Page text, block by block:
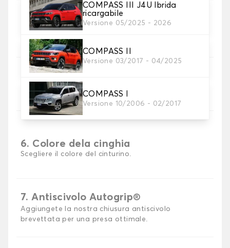
COMPASS III J4U Ibrida
ricargabile
Versione 05/2025 - 2026
COMPASS II
Versione 03/2017 - 04/2025
COMPASS I
Versione 10/2006 - 02/2017
4. Colori dei tappetini
Scegli il materiale del tappetino auto.
5. Materiale della cinghia
Scegliere il materiale della cinghia.
6. Colore dela cinghia
Scegliere il colore del cinturino.
7. Antiscivolo Autogrip®
Aggiungete la nostra chiusura antiscivolo
brevettata per una presa ottimale.